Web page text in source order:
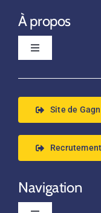
À propos
Toggle
Mentions légales
CGV
Contact
Politique de
Site de
Recrutement
Navigation